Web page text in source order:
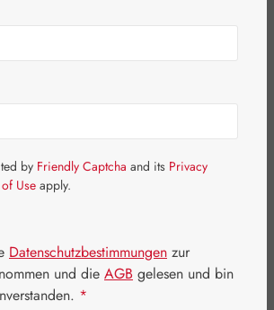
by Friendly Captcha and its Privacy
Useapply.
Datenschutzbestimmungen zur
und die AGB gelesen und bin
*